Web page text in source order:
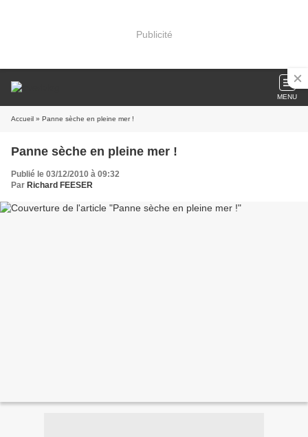
Publicité
MENU
Accueil » Panne sèche en pleine mer !
Panne sèche en pleine mer !
Publié le 03/12/2010 à 09:32
Par Richard FEESER